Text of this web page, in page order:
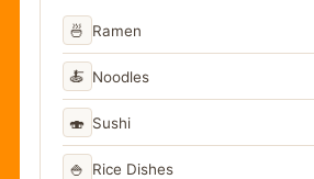
🍜 Ramen
🍝 Noodles
🍣 Sushi
🍚 Rice Dishes